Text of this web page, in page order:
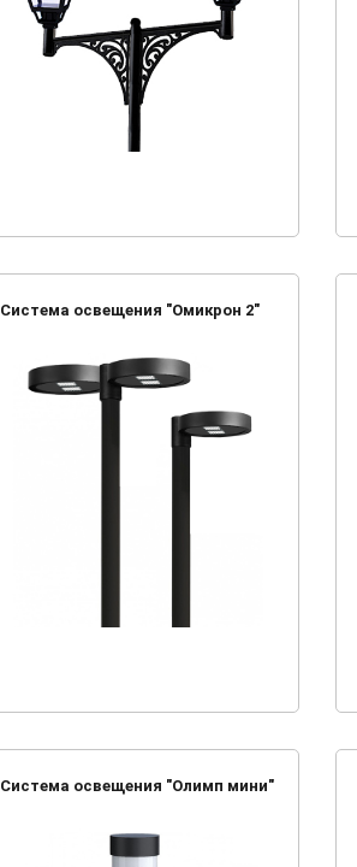
Система освещения "Омикрон 2"
Система освещения "Олимп мини"